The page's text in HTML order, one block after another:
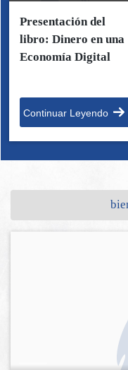
Presentación del
libro: Dinero en una
Economía Digital
Continuar Leyendo